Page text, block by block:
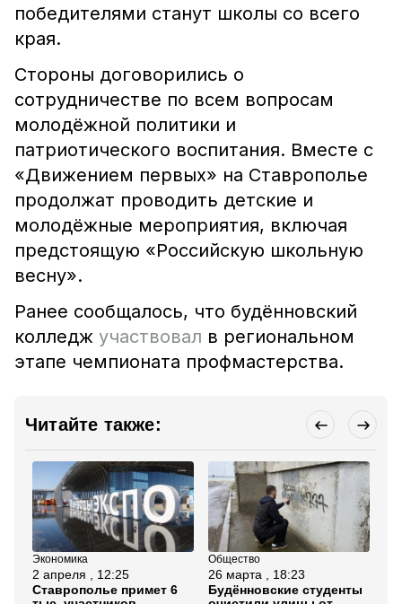
победителями станут школы со всего
края.
Стороны договорились о
сотрудничестве по всем вопросам
молодёжной политики и
патриотического воспитания. Вместе с
«Движением первых» на Ставрополье
продолжат проводить детские и
молодёжные мероприятия, включая
предстоящую «Российскую школьную
весну».
Ранее сообщалось, что будённовский
колледж участвовал в региональном
этапе чемпионата профмастерства.
Читайте также:
Экономика
2 апреля , 12:25
Ставрополье примет 6
Общество
26 марта , 18:23
Будённовские студенты